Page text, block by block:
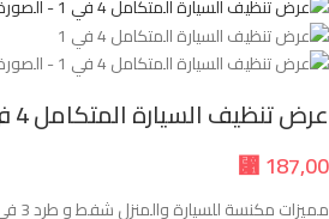
عرض تنظيف السيارة المتكامل 4 في 1
⃁187,00